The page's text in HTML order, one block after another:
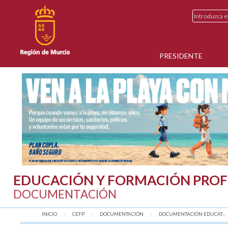
PRESIDENTE
EDUCACIÓN Y FORMACIÓN
DOCUMENTACIÓN
INICIO CEFP DOCUMENTACIÓN DOCUMENTACIÓN EDUCAT...